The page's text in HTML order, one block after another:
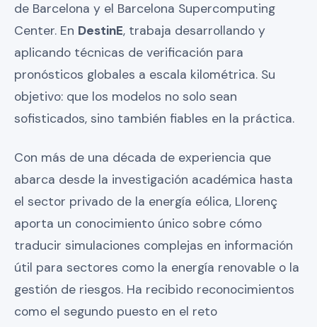
de Barcelona y el Barcelona Supercomputing
Center. En DestinE, trabaja desarrollando y
aplicando técnicas de verificación para
pronósticos globales a escala kilométrica. Su
objetivo: que los modelos no solo sean
sofisticados, sino también fiables en la práctica.
Con más de una década de experiencia que
abarca desde la investigación académica hasta
el sector privado de la energía eólica, Llorenç
aporta un conocimiento único sobre cómo
traducir simulaciones complejas en información
útil para sectores como la energía renovable o la
gestión de riesgos. Ha recibido reconocimientos
como el segundo puesto en el reto